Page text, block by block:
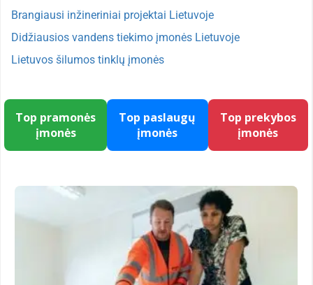
Brangiausi inžineriniai projektai Lietuvoje
Didžiausios vandens tiekimo įmonės Lietuvoje
Lietuvos šilumos tinklų įmonės
Top pramonės
įmonės
Top paslaugų
įmonės
Top prekybos
įmonės